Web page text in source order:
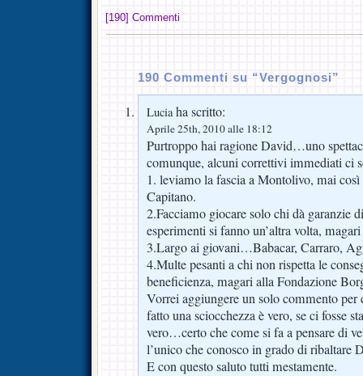
[190] Commenti
190 Commenti su “Vergognosi”
Luciaha scritto:
Aprile 25th, 2010 alle 18:12
Purtroppo hai ragione David…uno
comunque, alcuni correttivi immediati ci
1. leviamo la fascia a Montolivo, mai
Capitano.
2.Facciamo giocare solo chi dà garanzie
esperimenti si fanno un’altra volta,
3.Largo ai giovani…Babacar, Carraro,
4.Multe pesanti a chi non rispetta le
beneficienza, magari alla Fondazione
Vorrei aggiungere un solo commento
fatto una sciocchezza è vero, se ci fosse
vero…certo che come si fa a pensare di
l’unico che conosco in grado di ribaltare
E con questo saluto tutti mestamente.